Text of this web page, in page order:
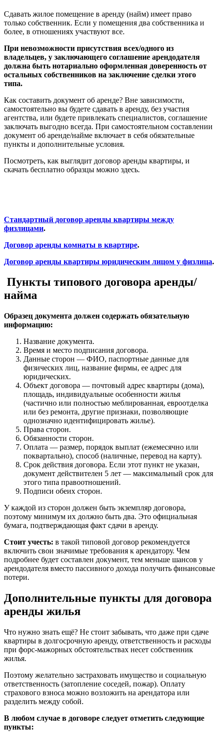
Сдавать жилое помещение в аренду (найм) имеет право
только собственник. Если у помещения два собственника и
более, в отношениях участвуют все.
При невозможности присутствия всех/одного из
владельцев, у заключающего соглашение арендодателя
должна быть нотариально оформленная доверенность от
остальных собственников на заключение сделки этого
типа.
Как составить документ об аренде? Вне зависимости,
самостоятельно вы будете сдавать в аренду, без участия
агентства, или будете привлекать специалистов, соглашение
заключать выгодно всегда. При самостоятельном составлении
документ об аренде/найме включает в себя обязательные
пункты и дополнительные условия.
Посмотреть, как выглядит договор аренды квартиры, и
скачать бесплатно образцы можно здесь.
Стандартный договор аренды квартиры между
физлицами.
Договор аренды комнаты в квартире.
Договор аренды квартиры юридическим лицом у физлица.
Пункты типового договора аренды/
найма
Образец документа должен содержать обязательную
информацию:
Название документа.
Время и место подписания договора.
Данные сторон — ФИО, паспортные данные для
физических лиц, название фирмы, ее адрес для
юридических.
Объект договора — почтовый адрес квартиры (дома),
площадь, индивидуальные особенности жилья
(частично или полностью меблированная, евроотделка
или без ремонта, другие признаки, позволяющие
однозначно идентифицировать жилье).
Права сторон.
Обязанности сторон.
Оплата — размер, порядок выплат (ежемесячно или
поквартально), способ (наличные, перевод на карту).
Срок действия договора. Если этот пункт не указан,
документ действителен 5 лет — максимальный срок для
этого типа правоотношений.
Подписи обеих сторон.
У каждой из сторон должен быть экземпляр договора,
поэтому минимум их должно быть два. Это официальная
бумага, подтверждающая факт сдачи в аренду.
Стоит учесть: в такой типовой договор рекомендуется
включить свои значимые требования к арендатору. Чем
подробнее будет составлен документ, тем меньше шансов у
арендодателя вместо пассивного дохода получить финансовые
потери.
Дополнительные пункты для договора
аренды жилья
Что нужно знать ещё? Не стоит забывать, что даже при сдаче
квартиры в долгосрочную аренду, ответственность и расходы
при форс-мажорных обстоятельствах несет собственник
жилья.
Поэтому желательно застраховать имущество и социальную
ответственность (затопление соседей, пожар). Оплату
страхового взноса можно возложить на арендатора или
разделить между собой.
В любом случае в договоре следует отметить следующие
пункты: